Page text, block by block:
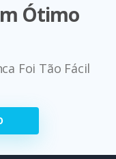
Ótimo
Foi Tão Fácil